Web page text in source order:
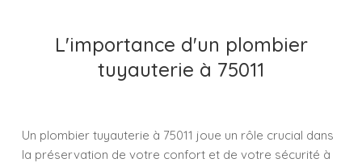
L'importance d'un plombier
tuyauterie à 75011
Un plombier tuyauterie à 75011 joue un rôle crucial dans
la préservation de votre confort et de votre sécurité à